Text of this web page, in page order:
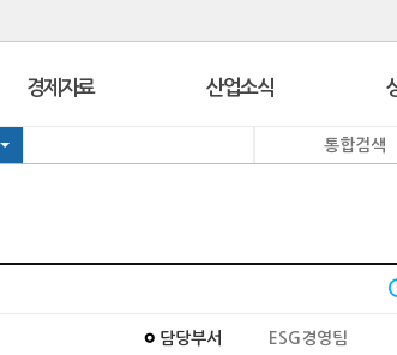
경제자료
온라인세미나
지역상의 보도자료
산업소식
유관기관소식
만화CEO열전
통합검색
담당부서 ESG경영팀